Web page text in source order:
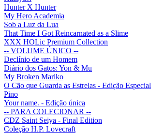
Hunter X Hunter
My Hero Academia
Sob a Luz da Lua
That Time I Got Reincarnated as a Slime
XXX HOLic Premium Collection
-- VOLUME ÚNICO --
Declínio de um Homem
Diário dos Gatos: Yon & Mu
My Broken Mariko
O Cão que Guarda as Estrelas - Edição Especial
Pino
Your name. - Edição única
-- PARA COLECIONAR --
CDZ Saint Seiya - Final Edition
Coleção H.P. Lovecraft